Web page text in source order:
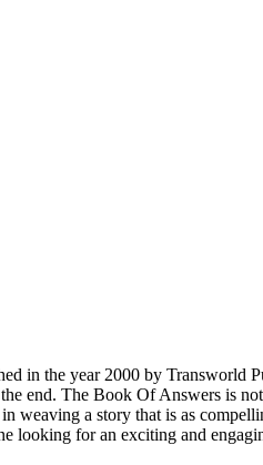
in the year 2000 by Transworld
end. The Book Of Answers is
weaving a story that is as
looking for an exciting and